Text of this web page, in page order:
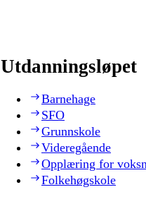
Utdanningsløpet
Barnehage
SFO
Grunnskole
Videregående
Opplæring for
Folkehøgskole